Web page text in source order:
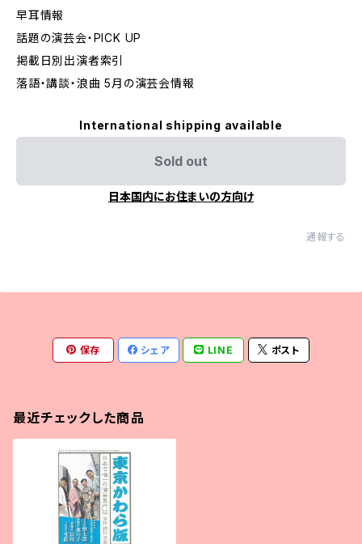
早耳情報
話題の演芸会・PICK UP
掲載日別出演者索引
落語・講談・浪曲 5月の演芸会情報
International shipping available
Sold out
日本国内にお住まいの方向け
通報する
保存 シェア LINE ポスト
最近チェックした商品